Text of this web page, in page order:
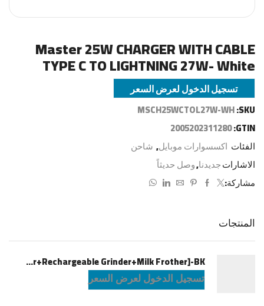
Master 25W CHARGER WITH CABLE
TYPE C TO LIGHTNING 27W- White
تسجيل الدخول لعرض السعر
SKU:
MSCH25WCTOL27W-WH
GTIN:
2005202311280
الفئات اكسسوارات موبايل, شاحن
الاشاراتجديدنا,وصل حديثاً
مشاركة:
المنتجات
LePresso Brewology Coffee Kit [Espresso Maker+Rechargeable Grinder+Milk Frother]-BK
تسجيل الدخول لعرض السعر